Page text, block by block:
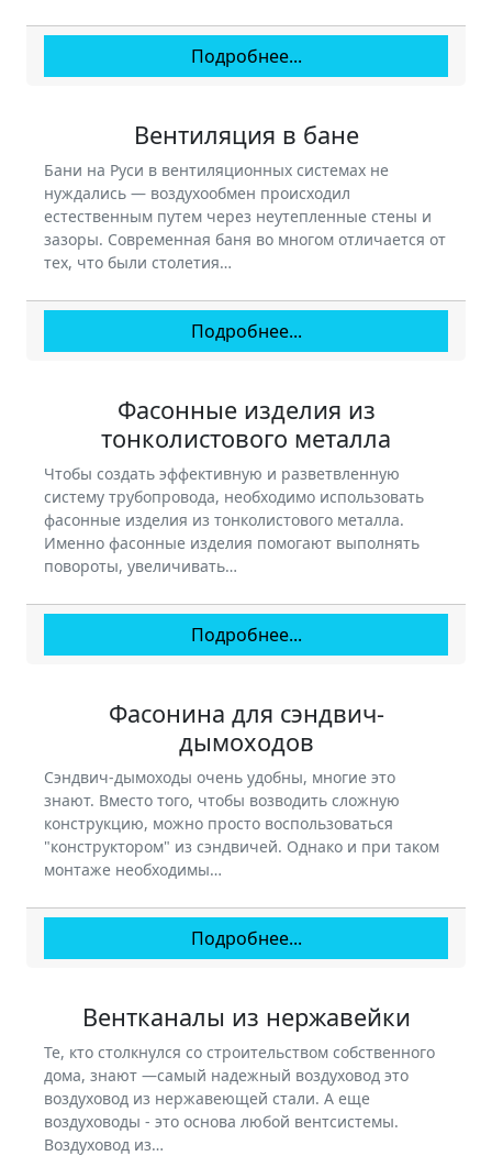
Подробнее...
Вентиляция в бане
Бани на Руси в вентиляционных системах не
нуждались — воздухообмен происходил
естественным путем через неутепленные стены и
зазоры. Современная баня во многом отличается от
тех, что были столетия…
Подробнее...
Фасонные изделия из
тонколистового металла
Чтобы создать эффективную и разветвленную
систему трубопровода, необходимо использовать
фасонные изделия из тонколистового металла.
Именно фасонные изделия помогают выполнять
повороты, увеличивать…
Подробнее...
Фасонина для сэндвич-
дымоходов
Сэндвич-дымоходы очень удобны, многие это
знают. Вместо того, чтобы возводить сложную
конструкцию, можно просто воспользоваться
"конструктором" из сэндвичей. Однако и при таком
монтаже необходимы…
Подробнее...
Вентканалы из нержавейки
Те, кто столкнулся со строительством собственного
дома, знают —самый надежный воздуховод это
воздуховод из нержавеющей стали. А еще
воздуховоды - это основа любой вентсистемы.
Воздуховод из…